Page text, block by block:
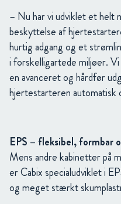
– Nu har vi udviklet et helt
beskyttelse af
hurtig adgang og et
i forskelligartede miljøer.
en avanceret og hårdfør
hjertestarteren automatisk
EPS – fleksibel, formbar
Mens andre kabinetter på
er Cabix specialudviklet i
og meget stærkt